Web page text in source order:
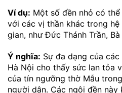
Ví dụ: Một số đền nhỏ có
với các vị thần khác trong
gian, như Đức Thánh Trần,
Ý nghĩa: Sự đa dạng của
Hà Nội cho thấy sức lan tỏa
của tín ngưỡng thờ Mẫu
người dân. Các ngôi đền này